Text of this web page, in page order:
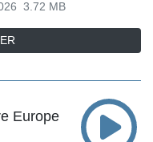
3.72 MB
Europe